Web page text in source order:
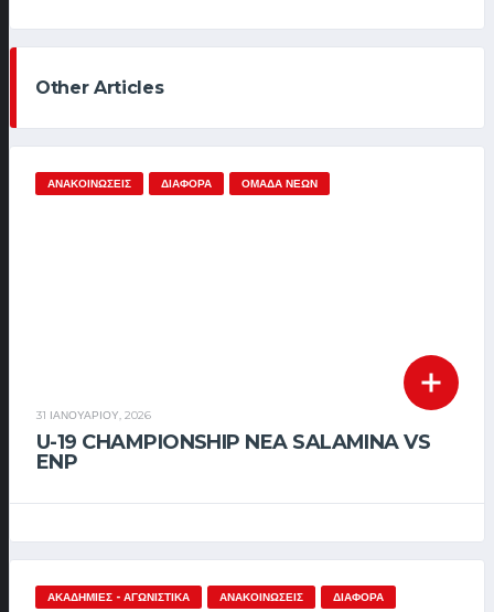
Other Articles
ΑΝΑΚΟΙΝΏΣΕΙΣ ΔΙΆΦΟΡΑ ΟΜΆΔΑ ΝΈΩΝ
31 ΙΑΝΟΥΑΡΊΟΥ, 2026
U-19 CHAMPIONSHIP NEA SALAMINA VS
ENP
ΑΚΑΔΗΜΊΕΣ - ΑΓΩΝΙΣΤΙΚΆ ΑΝΑΚΟΙΝΏΣΕΙΣ ΔΙΆΦΟΡΑ